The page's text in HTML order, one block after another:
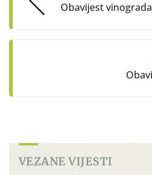
Obavijest
VEZANE VIJESTI